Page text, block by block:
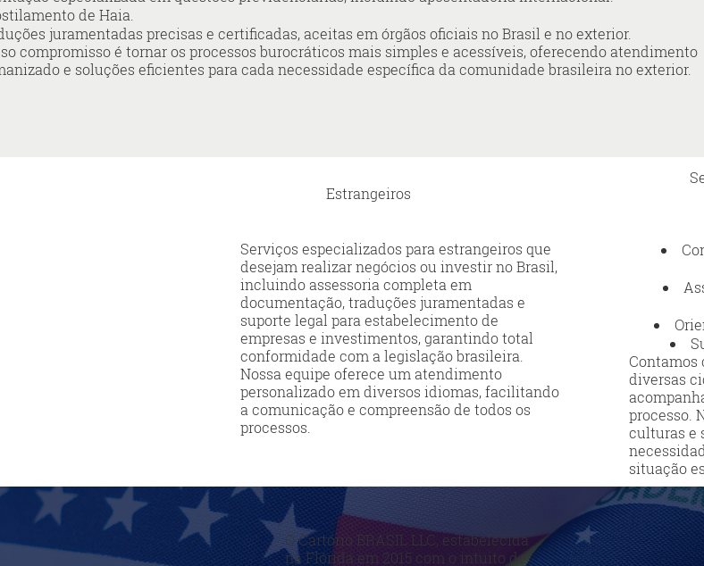
de Haia.
juramentadas precisas e certificadas, aceitas em órgãos oficiais no Brasil e no exterior.
compromisso é tornar os processos burocráticos mais simples e acessíveis, oferecendo atendimento
e soluções eficientes para cada necessidade específica da comunidade brasileira no exterior.
Serviços especializados para estrangeiros que
desejam realizar negócios ou investir no Brasil,
incluindo assessoria completa em
documentação, traduções juramentadas e
suporte legal para estabelecimento de
empresas e investimentos, garantindo total
conformidade com a legislação brasileira.
Nossa equipe oferece um atendimento
personalizado em diversos idiomas, facilitando
a comunicação e compreensão de todos os
processos.
Estrangeiros
Contamos
diversas
processo.
culturas e
situação
O Cartório BRASIL LLC, estabelecida
na Flórida em 2015 com o intuito de